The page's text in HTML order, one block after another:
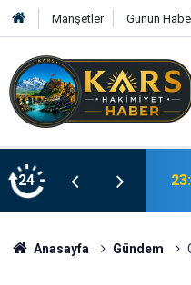
Manşetler Günün
24
Anasayfa Gündem